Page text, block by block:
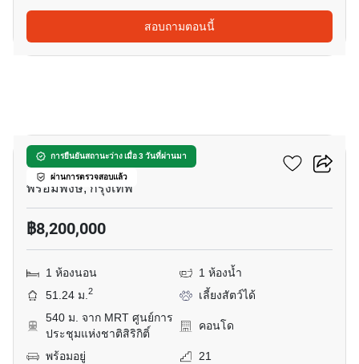
สอบถามตอนนี้
การยืนยันสถานะว่าง เมื่อ 3 วันที่ผ่านมา
ผ่านการตรวจสอบแล้ว
ออกัสตัน สุขุมวิท22
พร้อมพงษ์, กรุงเทพ
฿8,200,000
1 ห้องนอน
1 ห้องน้ำ
51.24 ม.2
เลี้ยงสัตว์ได้
540 ม. จาก MRT ศูนย์การ
ประชุมแห่งชาติสิริกิติ์
คอนโด
พร้อมอยู่ 21